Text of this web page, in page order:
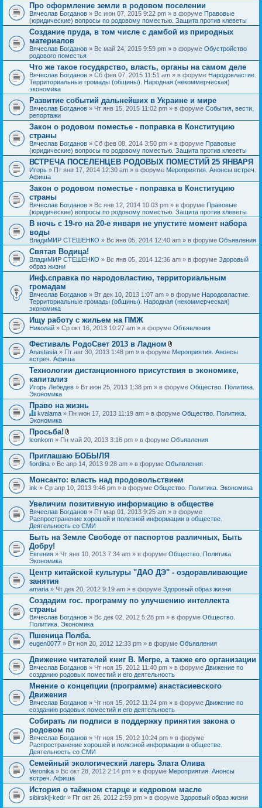
Про оформление земли в родовом поселении
Вячеслав Богданов » Вс июн 07, 2015 9:22 pm » в форуме Правовые
(юридические) вопросы по родовому поместью. Защита против клеветы
Создание пруда, в том числе с дамбой из природных
материалов
Вячеслав Богданов » Вс май 24, 2015 9:59 pm » в форуме Обустройство
родового поместья
Что же такое государство, власть, органы на самом деле
Вячеслав Богданов » Сб фев 07, 2015 11:51 am » в форуме Народовластие.
Территориальные громады (общины). Народная (некоммерческая)
экономика
Развитие событий дальнейших в Украине и мире
Вячеслав Богданов » Чт янв 15, 2015 11:02 pm » в форуме События, вести,
репортажи
Закон о родовом поместье - поправка в Конституцию
страны
Вячеслав Богданов » Сб фев 08, 2014 3:50 pm » в форуме Правовые
(юридические) вопросы по родовому поместью. Защита против клеветы
ВСТРЕЧА ПОСЕЛЕНЦЕВ РОДОВЫХ ПОМЕСТИЙ 25 ЯНВАРЯ
Игорь » Пт янв 17, 2014 12:30 am » в форуме Мероприятия. Анонсы встреч.
Афиша
Закон о родовом поместье - поправка в Конституцию
страны
Вячеслав Богданов » Вс янв 12, 2014 10:03 pm » в форуме Правовые
(юридические) вопросы по родовому поместью. Защита против клеветы
В ночь с 19-го на 20-е января не упустите момент набора
воды
ВладиМИР СТЕШЕНКО » Вс янв 05, 2014 12:40 am » в форуме Объявления
Святая Водица!
ВладиМИР СТЕШЕНКО » Вс янв 05, 2014 12:36 am » в форуме Здоровый
образ жизни
Инф.справка по народовластию, территориальным
громадам
Вячеслав Богданов » Вт дек 10, 2013 1:07 am » в форуме Народовластие.
Территориальные громады (общины). Народная (некоммерческая)
экономика
Ищу работу с жильем на ПМЖ
Николай » Ср окт 16, 2013 10:27 am » в форуме Объявления
Фестиваль РодоСвет 2013 в Ладном
В
о
ж
н
и
я
Anastasia » Пт авг 30, 2013 1:48 pm » в форуме Мероприятия. Анонсы
встреч. Афиша
Технологии дистанционного присутствия в экономике,
капитализ
Игорь Лебедев » Вт июн 25, 2013 1:38 pm » в форуме Общество. Политика.
Экономика
Право на жизнь
Д
а
н
н
я
т
е
м
а
с
о
д
е
р
ж
и
т
о
п
р
о
с
.
kvalama » Пн июн 17, 2013 11:19 am » в форуме Общество. Политика.
Экономика
Просьба!
В
о
ж
е
н
и
я
leonkom » Пн май 20, 2013 3:16 pm » в форуме Объявления
Приглашаю БОБЫЛЯ
fiordina » Вс апр 14, 2013 9:28 am » в форуме Объявления
Монсанто: власть над продовольствием
ink » Ср апр 10, 2013 9:46 pm » в форуме Общество. Политика. Экономика
Увеличим позитивную информацию в обществе
Вячеслав Богданов » Пт мар 01, 2013 9:25 am » в форуме
Распространение хорошей и полезной информации в обществе.
Деятельность со СМИ
Быть на Земле Свободе от паспортов различных, Быть
Добру!
Евгения » Чт янв 10, 2013 7:34 am » в форуме Общество. Политика.
Экономика
Центр китайской культуры "ДАО ДЭ" - оздоравливающие
занятия
amaria » Чт дек 20, 2012 9:19 am » в форуме Здоровый образ жизни
Создадим гос. программу по улучшению интеллекта
страны
Вячеслав Богданов » Вс дек 02, 2012 5:28 pm » в форуме Общество.
Политика. Экономика
Пшеница Полба.
eugen0077 » Вт ноя 20, 2012 12:33 pm » в форуме Объявления
Движение читателей книг В. Мегре, а также его организации
Вячеслав Богданов » Чт ноя 15, 2012 11:40 pm » в форуме Движение по
созданию родовых поместий и его деятельность
Мнение о концепции (программе) анастасиевского
Движения
Вячеслав Богданов » Чт ноя 15, 2012 11:24 pm » в форуме Движение по
созданию родовых поместий и его деятельность
Собирать ли подписи в поддержку принятия закона о
родовом по
Вячеслав Богданов » Чт ноя 15, 2012 10:24 pm » в форуме
Распространение хорошей и полезной информации в обществе.
Деятельность со СМИ
Семейный экологический лагерь Злата Олива
Veronika » Вс окт 28, 2012 2:14 pm » в форуме Мероприятия. Анонсы
встреч. Афиша
История о таёжном старце и кедровом масле
sibirskij-kedr » Пт окт 26, 2012 2:59 pm » в форуме Здоровый образ жизни